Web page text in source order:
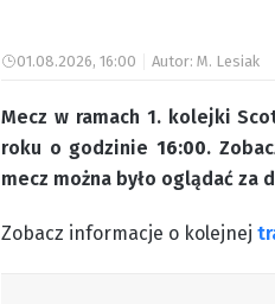
01.08.2026, 16:00 Autor: M. Lesiak
Mecz w ramach 1. kolejki
roku o godzinie16:00.
mecz można było oglądać za
Zobacz informacje o kolejnej